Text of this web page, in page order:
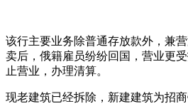
该行主要业务除普通存放款外，兼
卖后，俄籍雇员纷纷回国，营业更
止营业，办理清算。
现老建筑已经拆除，新建建筑为招